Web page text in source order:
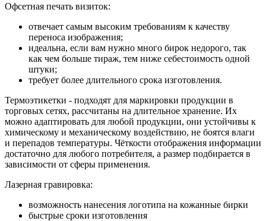
Офсетная печать визиток:
отвечает самым высоким требованиям к качеству
переноса изображения;
идеальна, если вам нужно много бирок недорого, так
как чем больше тираж, тем ниже себестоимость одной
штуки;
требует более длительного срока изготовления.
Термоэтикетки - подходят для маркировки продукции в
торговых сетях, рассчитаны на длительное хранение. Их
можно адаптировать для любой продукции, они устойчивы к
химическому и механическому воздействию, не боятся влаги
и перепадов температуры. Чёткости отображения информации
достаточно для любого потребителя, а размер подбирается в
зависимости от сферы применения.
Лазерная гравировка:
возможность нанесения логотипа на кожанные бирки
быстрые сроки изготовления